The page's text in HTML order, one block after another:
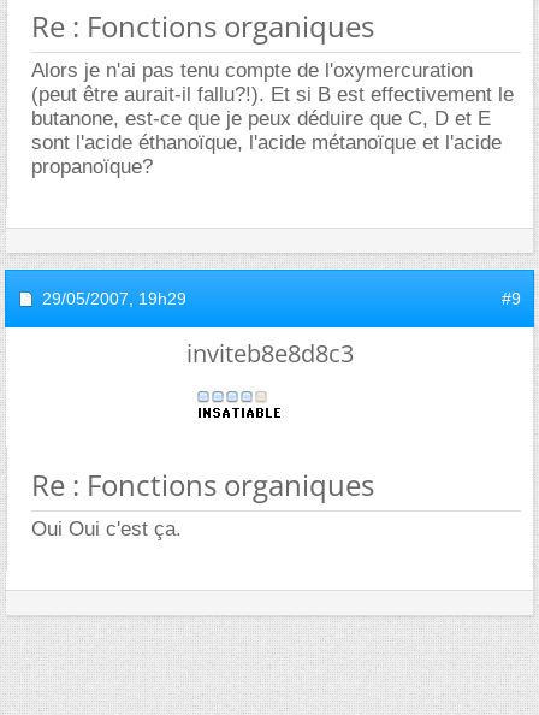
Re : Fonctions organiques
Alors je n'ai pas tenu compte de l'oxymercuration
(peut être aurait-il fallu?!). Et si B est effectivement le
butanone, est-ce que je peux déduire que C, D et E
sont l'acide éthanoïque, l'acide métanoïque et l'acide
propanoïque?
29/05/2007, 19h29 #9
inviteb8e8d8c3
Re : Fonctions organiques
Oui Oui c'est ça.